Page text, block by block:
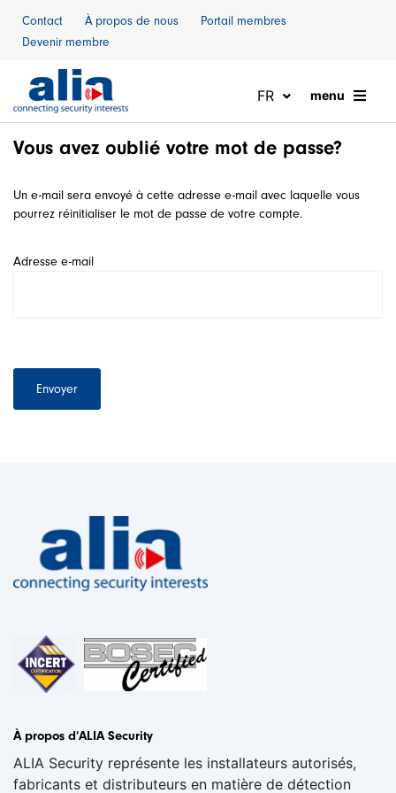
menu
FR
Contact À propos de nous
Portail membres
Devenir membre
Vous avez oublié votre mot de passe?
Un e-mail sera envoyé à cette adresse e-mail avec laquelle vous
pourrez réinitialiser le mot de passe de votre compte.
Adresse e-mail
Envoyer
À propos d’ALIA Security
ALIA Security représente les installateurs autorisés,
fabricants et distributeurs en matière de détection